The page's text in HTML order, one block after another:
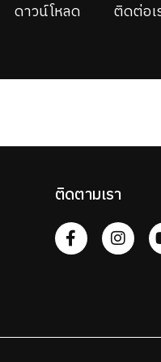
ดาวน์โหลด ติดต่อเ
ติดตามเรา